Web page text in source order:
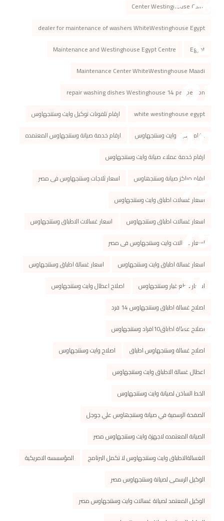
Center Westinghouse Cairo
dealer for maintenance of washers WhiteWestinghouse Egypt
Egypt
Maintenance and Westinghouse Egypt Centre
Maintenance Center WhiteWestinghouse Maadi
repair washing dishes Westinghouse 14 per person
white westinghouse egypt
ارقام تلفونات توكيل وايت وستنجهاوس
ارقام توكيل وايت وستنجهاوس
ارقام خدمة صيانة وستنجهاوس المعتمده
ارقام خدمة عملاء صيانة وايت وستنجهاوس
ارقام مراكز صیانة وستنجھاوس
اسعار ثلاجات وستنجهاوس فى مصر
اسعار غسالات اطباق وايت وستنجهاوس
اسعار غسالات اطباق وستنجهاوس
اسعار غسالات الاطباق وستنجهاوس
اسعار غسالات وايت وستنجهاوس فى مصر
اسعار غسالة اطباق وايت وستنجهاوس
اسعار غسالة اطباق وستنجهاوس
اسعار قطع غيار وستنجهاوس
اصلاح اعطال وايت وستنجهاوس
اصلاح غسالة اطباق وستنجهاوس 14 فرد
اصلاح غسالة اطباق10افراد وستنجهاوس
اصلاح غسالة وستنجهاوس اطباق
اصلاح وايت وستنجهاوس
اعطال غسالة الاطباق وايت وستنجهاوس
الخط الساخن لصيانة وايت وستنجهاوس
الصفحة الرسمیة في صیانة وستنجھاوس علي جوجل
الصيانة المعتمده لاجهزة وايت وستنجهاوس مصر
الغسالةالاطباق وايت وستنجهاوس لا تكمل البرنامج
المؤسسسه الامريكية
الوكيل الرسمى لصيانة وستنجهاوس مصر
الوكيل المعتمد لصيانة غسالات وايت وستنجهاوس مصر